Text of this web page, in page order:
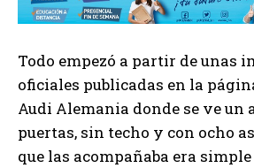
Todo empezó a partir de unas
oficiales publicadas en la
Audi Alemania donde se ve un
puertas, sin techo y con ocho
que las acompañaba era